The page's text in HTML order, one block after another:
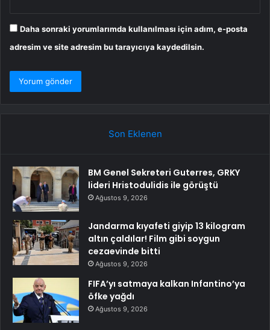
Daha sonraki yorumlarımda kullanılması için adım, e-posta
adresim ve site adresim bu tarayıcıya kaydedilsin.
Son Eklenen
BM Genel Sekreteri Guterres, GRKY
lideri Hristodulidis ile görüştü
Ağustos 9, 2026
Jandarma kıyafeti giyip 13 kilogram
altın çaldılar! Film gibi soygun
cezaevinde bitti
Ağustos 9, 2026
FIFA’yı satmaya kalkan Infantino’ya
öfke yağdı
Ağustos 9, 2026